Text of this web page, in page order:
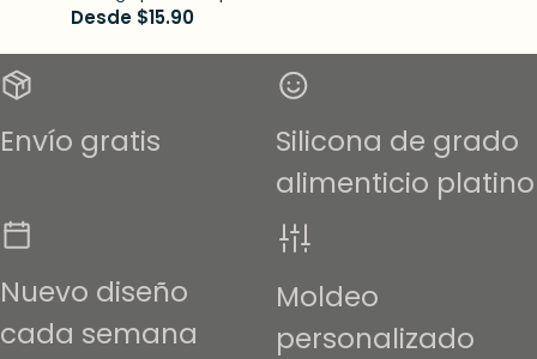
aerógrafo — 6 colores océano
Precio
Desde $15.90
Envío gratis
Silicona de grado
alimenticio platino
Nuevo diseño
cada semana
Moldeo
personalizado